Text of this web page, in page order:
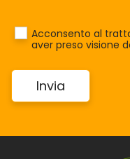
Acconsento al
aver preso visione